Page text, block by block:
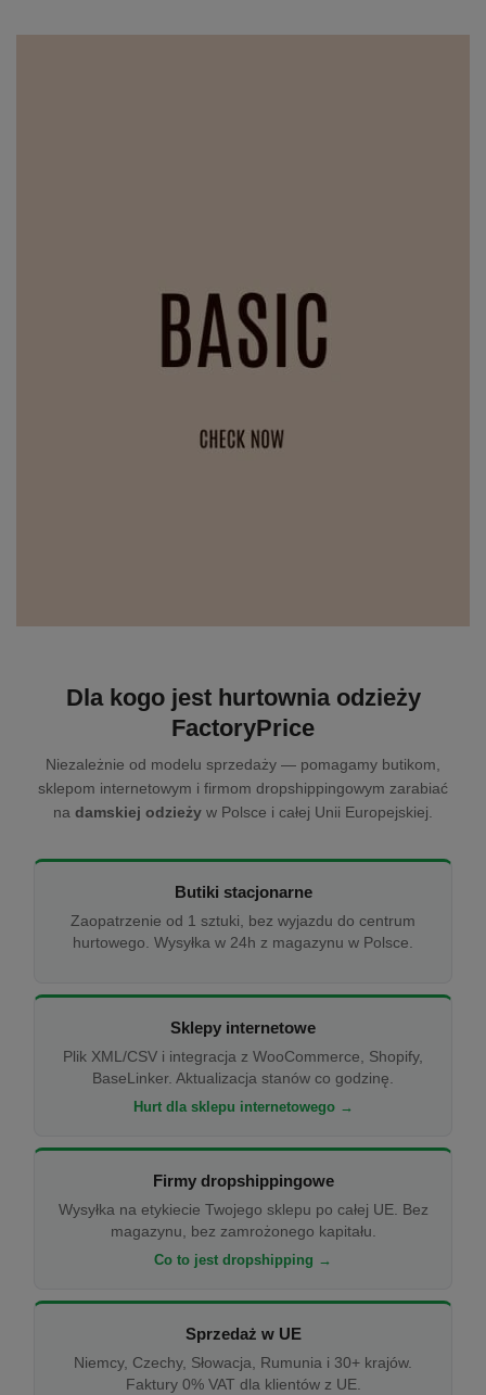
Dla kogo jest hurtownia odzieży
FactoryPrice
Niezależnie od modelu sprzedaży — pomagamy butikom,
sklepom internetowym i firmom dropshippingowym zarabiać
na damskiej odzieży w Polsce i całej Unii Europejskiej.
Butiki stacjonarne
Zaopatrzenie od 1 sztuki, bez wyjazdu do centrum
hurtowego. Wysyłka w 24h z magazynu w Polsce.
Sklepy internetowe
Plik XML/CSV i integracja z WooCommerce, Shopify,
BaseLinker. Aktualizacja stanów co godzinę.
Hurt dla sklepu internetowego →
Firmy dropshippingowe
Wysyłka na etykiecie Twojego sklepu po całej UE. Bez
magazynu, bez zamrożonego kapitału.
Co to jest dropshipping →
Sprzedaż w UE
Niemcy, Czechy, Słowacja, Rumunia i 30+ krajów.
Faktury 0% VAT dla klientów z UE.